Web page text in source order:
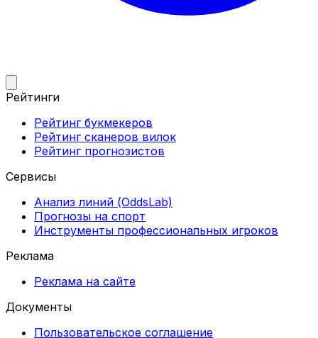
Рейтинги
Рейтинг букмекеров
Рейтинг сканеров вилок
Рейтинг прогнозистов
Сервисы
Анализ линий (OddsLab)
Прогнозы на спорт
Инструменты профессиональных игроков
Реклама
Реклама на сайте
Документы
Пользовательское соглашение